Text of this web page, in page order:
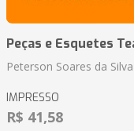
Peças e Esquetes
Peterson Soares da Silva
IMPRESSO
R$ 41,58